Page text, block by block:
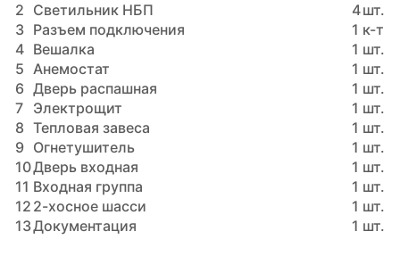
2 Светильник НБП 4шт.
3 Разъем подключения 1 к-т
4 Вешалка 1 шт.
5 Анемостат 1 шт.
6 Дверь распашная 1 шт.
7 Электрощит 1 шт.
8 Тепловая завеса 1 шт.
9 Огнетушитель 1 шт.
10Дверь входная 1 шт.
11 Входная группа 1 шт.
12 2-хосное шасси 1 шт.
13Документация 1 шт.